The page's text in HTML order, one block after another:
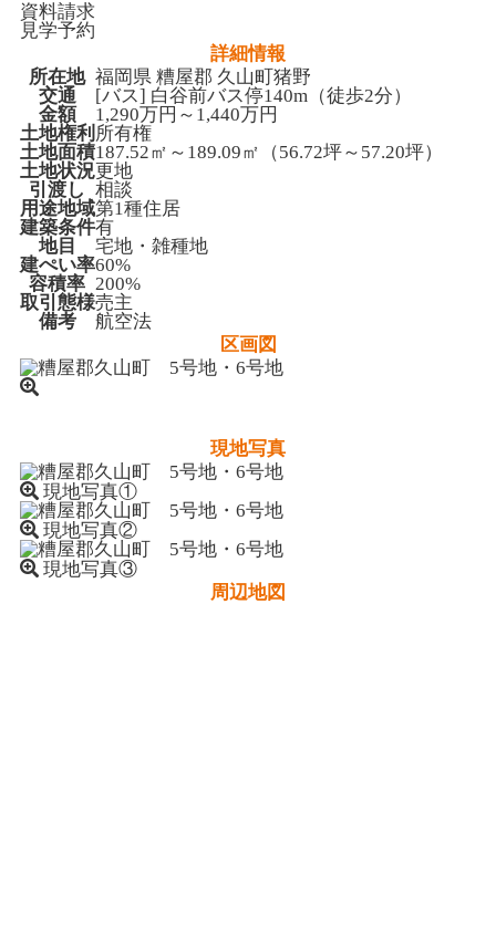
資料請求
見学予約
詳細情報
所在地 福岡県 糟屋郡 久山町猪野
交通
[バス] 白谷前バス停140m（徒歩2分）
金額
1,290万円～1,440万円
土地権利 所有権
土地面積187.52㎡～189.09㎡（56.72坪～57.20坪）
土地状況更地
引渡し 相談
用途地域第1種住居
建築条件有
地目
宅地・雑種地
建ぺい率60%
容積率 200%
取引態様売主
備考
航空法
区画図
現地写真
現地写真①
現地写真②
現地写真③
周辺地図